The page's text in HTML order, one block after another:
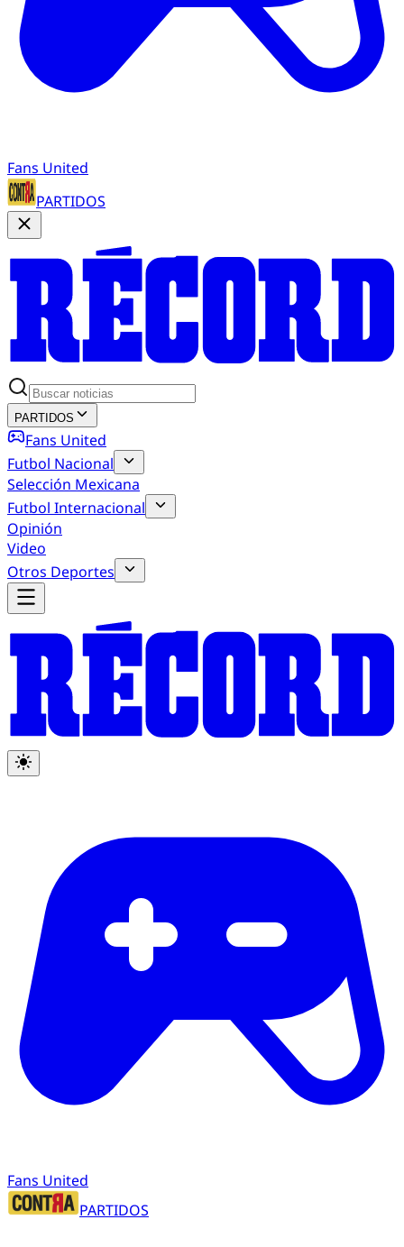
Fans United
PARTIDOS
PARTIDOS
Fans United
Futbol Nacional
Selección Mexicana
Futbol Internacional
Opinión
Video
Otros Deportes
Fans United
PARTIDOS